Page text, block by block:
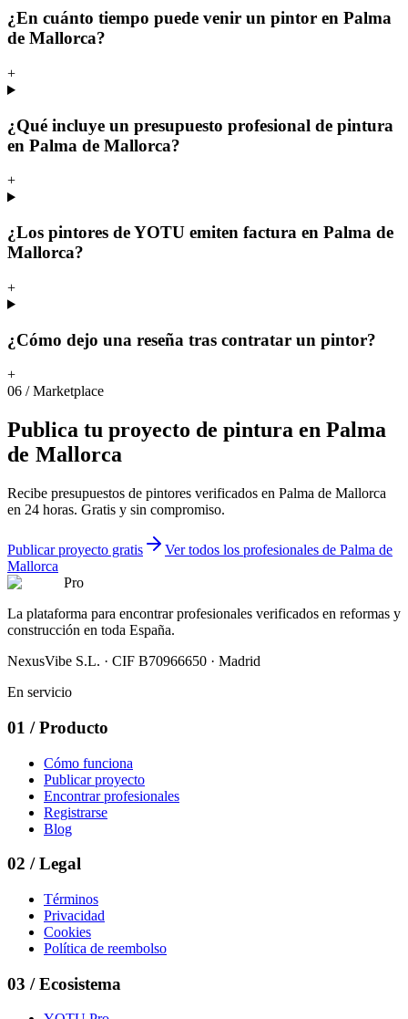
¿En cuánto tiempo puede venir un pintor en Palma
de Mallorca?
+
¿Qué incluye un presupuesto profesional de pintura
en Palma de Mallorca?
+
¿Los pintores de YOTU emiten factura en Palma de
Mallorca?
+
¿Cómo dejo una reseña tras contratar un pintor?
+
06 /Marketplace
Publica tu proyecto de pintura en Palma
de Mallorca
Recibe presupuestos de pintores verificados en Palma de Mallorca
en 24 horas. Gratis y sin compromiso.
Publicar proyecto gratis
Ver todos los profesionales de Palma de
Mallorca
Pro
La plataforma para encontrar profesionales verificados en reformas y
construcción en toda España.
NexusVibe S.L. · CIF B70966650 · Madrid
En servicio
01 / Producto
Cómo funciona
Publicar proyecto
Encontrar profesionales
Registrarse
Blog
02 / Legal
Términos
Privacidad
Cookies
Política de reembolso
03 / Ecosistema